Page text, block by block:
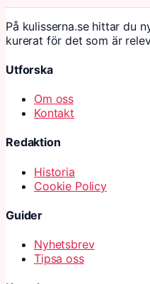
På kulisserna.se hittar du
kurerat för det som är
Utforska
Om oss
Kontakt
Redaktion
Historia
Cookie Policy
Guider
Nyhetsbrev
Tipsa oss